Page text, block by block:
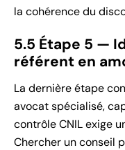
la cohérence du
5.5 Étape 5 —
référent en
La dernière étape
avocat spécialisé,
contrôle CNIL exige
Chercher un conseil